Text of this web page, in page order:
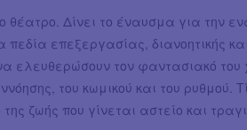
θέατρο. Δίνει το έναυσμα για την
επεξεργασίας, διανοητικής
να ελευθερώσουν τον φαντασιακό
του κωμικού και του ρυθμού.
ζωής που γίνεται αστείο και